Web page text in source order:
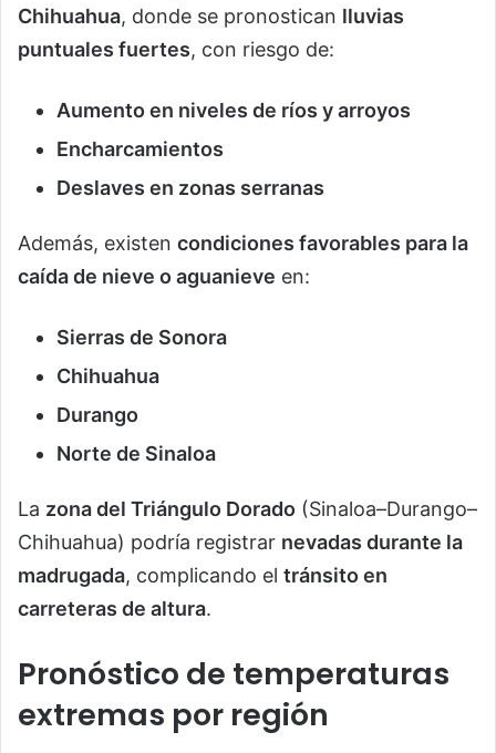
Chihuahua, donde se pronostican lluvias
puntuales fuertes, con riesgo de:
Aumento en niveles de ríos y arroyos
Encharcamientos
Deslaves en zonas serranas
Además, existen condiciones favorables para la
caída de nieve o aguanieve en:
Sierras de Sonora
Chihuahua
Durango
Norte de Sinaloa
La zona del Triángulo Dorado (Sinaloa–Durango–
Chihuahua) podría registrar nevadas durante la
madrugada, complicando el tránsito en
carreteras de altura.
Pronóstico de temperaturas
extremas por región